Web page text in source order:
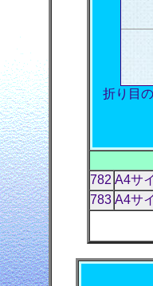
折り目
782 A4サ
783 A4サ